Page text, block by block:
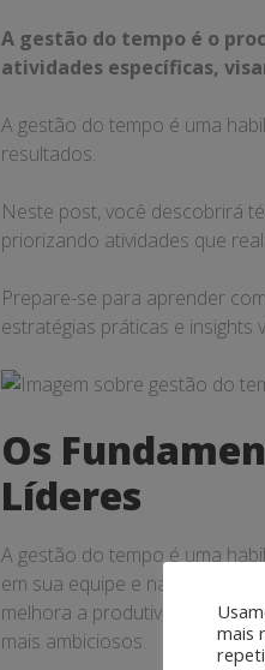
Transformar
Seu
Negócio
A gestão do tempo é o
atividades específicas,
A gestão do tempo é uma
resultados.
Neste post, você descobrirá
priorizando atividades que
Prepare-se para aprender
estratégias práticas e
Os
Líderes
A gestão do tempo é uma
em sua equipe e na
melhora a produtividade, mas
mais ambiciosos.
mais